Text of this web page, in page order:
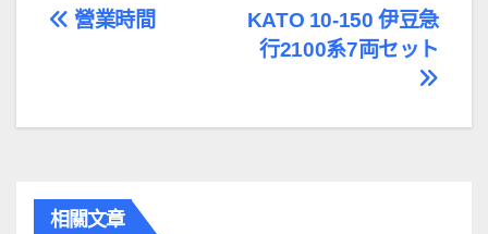
文
導
KATO 10-150 伊豆急
行2100系7両セット
營業時間
相關文章